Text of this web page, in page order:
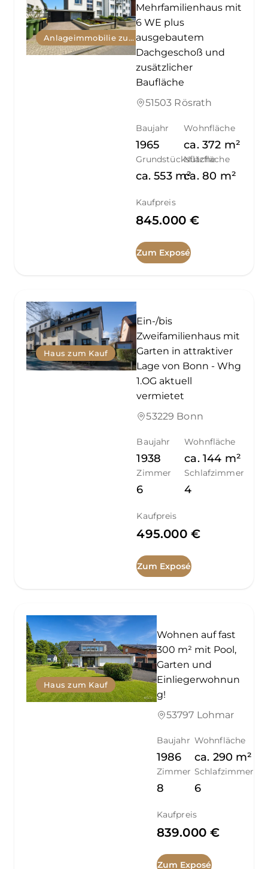
Anlageimmobilie zum Kauf
Mehrfamilienhaus mit
6 WE plus
ausgebautem
Dachgeschoß und
zusätzlicher
Baufläche
51503 Rösrath
Baujahr
1965
Wohnfläche
ca. 372 m²
Grundstücksfläche
ca. 553 m²
Nutzfläche
ca. 80 m²
Kaufpreis
845.000 €
Zum Exposé
Haus zum Kauf
Ein-/bis
Zweifamilienhaus mit
Garten in attraktiver
Lage von Bonn - Whg
1.OG aktuell
vermietet
53229 Bonn
Baujahr
1938
Wohnfläche
ca. 144 m²
Zimmer
6
Schlafzimmer
4
Kaufpreis
495.000 €
Zum Exposé
Haus zum Kauf
Wohnen auf fast
300 m² mit Pool,
Garten und
Einliegerwohnun
g!
53797 Lohmar
Baujahr
1986
Wohnfläche
ca. 290 m²
Zimmer
8
Schlafzimmer
6
Kaufpreis
839.000 €
Zum Exposé